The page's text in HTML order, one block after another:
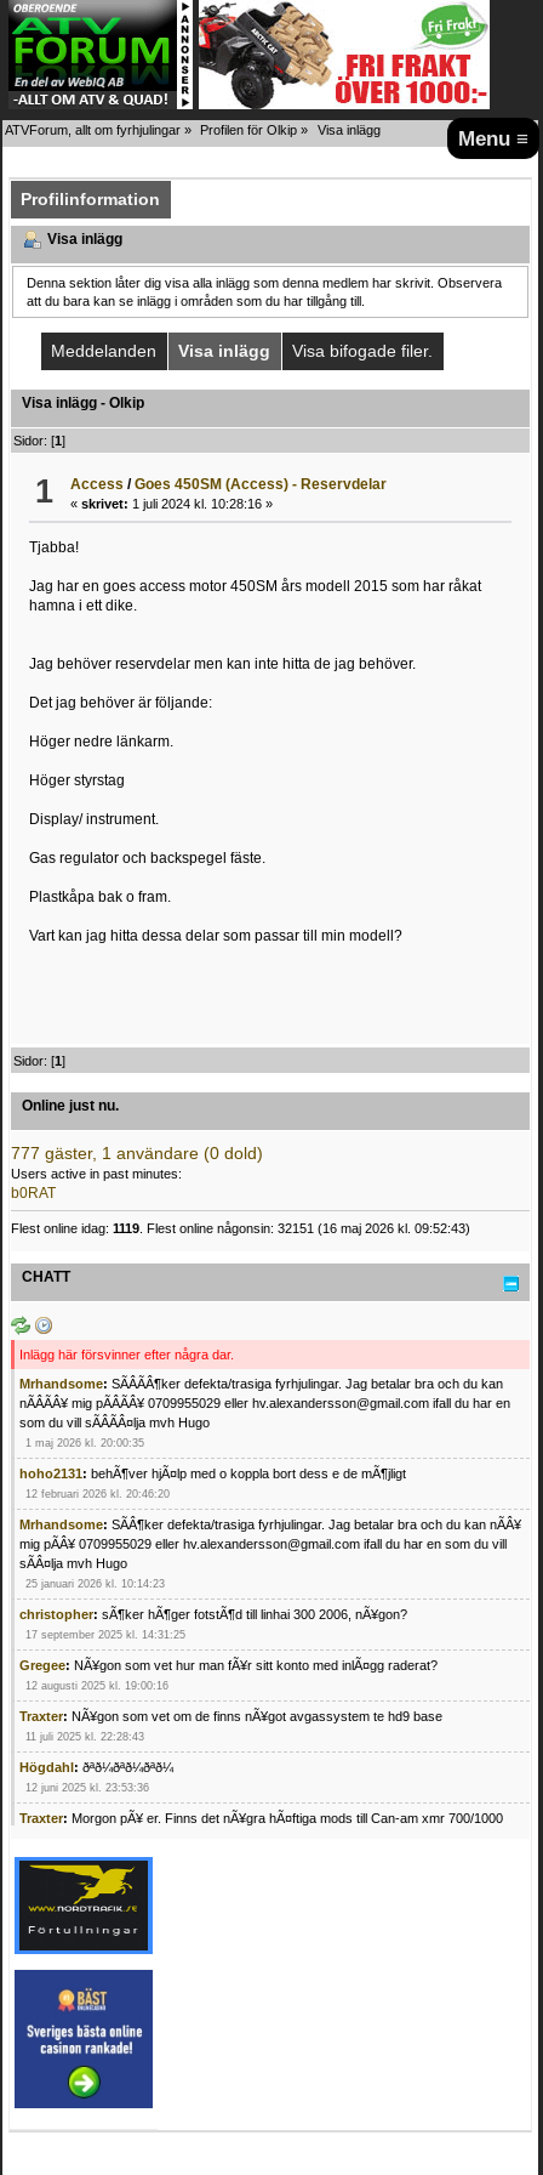
Menu ≡
ATVForum, allt om fyrhjulingar » Profilen för Olkip » Visa inlägg
Profilinformation
Visa inlägg
Denna sektion låter dig visa alla inlägg som denna medlem har skrivit. Observera
att du bara kan se inlägg i områden som du har tillgång till.
Meddelanden Visa inlägg Visa bifogade filer.
Visa inlägg - Olkip
Sidor: [1]
1 Access /Goes 450SM (Access) - Reservdelar
«skrivet: 1 juli 2024 kl. 10:28:16 »
Tjabba!
Jag har en goes access motor 450SM års modell 2015 som har råkat
hamna i ett dike.
Jag behöver reservdelar men kan inte hitta de jag behöver.
Det jag behöver är följande:
Höger nedre länkarm.
Höger styrstag
Display/ instrument.
Gas regulator och backspegel fäste.
Plastkåpa bak o fram.
Vart kan jag hitta dessa delar som passar till min modell?
Sidor: [1]
Online just nu.
777 gäster, 1 användare (0 dold)
Users active in past minutes:
b0RAT
Flest online idag: 1119 . Flest online någonsin: 32151 (16 maj 2026 kl. 09:52:43)
CHATT
Inlägg här försvinner efter några dar.
Mrhandsome: SÃÂÃÂ¶ker defekta/trasiga fyrhjulingar. Jag betalar bra och du kan
nÃÂÃÂ¥ mig pÃÂÃÂ¥ 0709955029 eller hv.alexandersson@gmail.com ifall du har en
som du vill sÃÂÃÂ¤lja mvh Hugo
1 maj 2026 kl. 20:00:35
hoho2131: behÃ¶ver hjÃ¤lp med o koppla bort dess e de mÃ¶jligt
12 februari 2026 kl. 20:46:20
Mrhandsome: SÃÂ¶ker defekta/trasiga fyrhjulingar. Jag betalar bra och du kan nÃÂ¥
mig pÃÂ¥ 0709955029 eller hv.alexandersson@gmail.com ifall du har en som du vill
sÃÂ¤lja mvh Hugo
25 januari 2026 kl. 10:14:23
christopher: sÃ¶ker hÃ¶ger fotstÃ¶d till linhai 300 2006, nÃ¥gon?
17 september 2025 kl. 14:31:25
Gregee: NÃ¥gon som vet hur man fÃ¥r sitt konto med inlÃ¤gg raderat?
12 augusti 2025 kl. 19:00:16
Traxter: NÃ¥gon som vet om de finns nÃ¥got avgassystem te hd9 base
11 juli 2025 kl. 22:28:43
Högdahl: ðªð¼ðªð¼ðªð¼
12 juni 2025 kl. 23:53:36
Traxter: Morgon pÃ¥ er. Finns det nÃ¥gra hÃ¤ftiga mods till Can-am xmr 700/1000
Mrhandsome:SÃ¶ker defekta/trasiga fyrhjulingar. Jag betalar bra och du kan nÃ¥ mig
pÃ¥ 0709955029 eller hv.alexandersson@gmail.com ifall du har en som du vill sÃ¤lja
mvh Hugo
21 februari 2025 kl. 09:25:52
Oscar5:NÃ¥gon som vet vad man kan begÃ¤ra fÃ¶r en Honda TRX 350 FE 2005
4 februari 2025 kl. 19:20:50
Oscar5:44
4 februari 2025 kl. 19:15:36
Greger59:NÃ¤gon som vet har en Cetek 500 EFI
15 januari 2025 kl. 23:49:44
Mrhandsome:SÃÂ¶ker defekta/trasiga fyrhjulingar. Jag betalar bra och du kan nÃÂ¥